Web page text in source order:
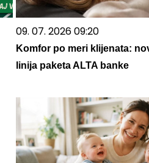
09. 07. 2026 09:20
Komfor po meri klijenata:
linija paketa ALTA banke